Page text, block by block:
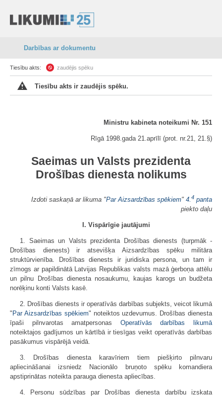
Darbības ar dokumentu
Tiesību akts: zaudējis spēku
Tiesību akts ir zaudējis spēku.
Ministru kabineta noteikumi Nr. 151
Rīgā 1998.gada 21.aprīlī (prot. nr.21, 21.§)
Saeimas un Valsts prezidenta
Drošības dienesta nolikums
Izdoti saskaņā ar likuma "Par Aizsardzības spēkiem" 4.4 panta
piekto daļu
I. Vispārīgie jautājumi
1. Saeimas un Valsts prezidenta Drošības dienests (turpmāk -
Drošības dienests) ir atsevišķa Aizsardzības spēku militāra
struktūrvienība. Drošības dienests ir juridiska persona, un tam ir
zīmogs ar papildinātā Latvijas Republikas valsts mazā ģerboņa attēlu
un pilnu Drošības dienesta nosaukumu, kaujas karogs un budžeta
norēķinu konti Valsts kasē.
2. Drošības dienests ir operatīvās darbības subjekts, veicot likumā
" Par Aizsardzības spēkiem" noteiktos uzdevumus. Drošības dienesta
īpaši pilnvarotas amatpersonas Operatīvās darbības likumā
noteiktajos gadījumos un kārtībā ir tiesīgas veikt operatīvās darbības
pasākumus vispārējā veidā.
3. Drošības dienesta karavīriem tiem piešķirto pilnvaru
apliecināšanai izsniedz Nacionālo bruņoto spēku komandiera
apstiprinātas noteikta parauga dienesta apliecības.
4. Personu sūdzības par Drošības dienesta darbību izskata